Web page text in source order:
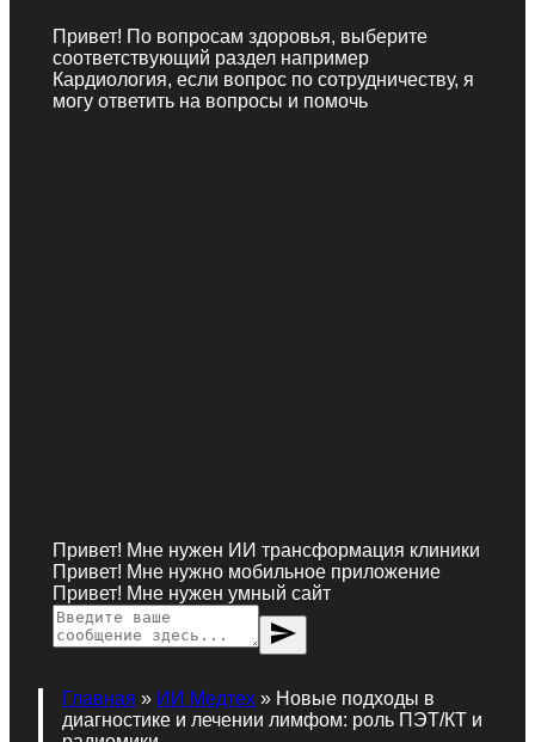
Привет! По вопросам здоровья, выберите
соответствующий раздел например
Кардиология, если вопрос по сотрудничеству, я
могу ответить на вопросы и помочь
Привет! Мне нужен ИИ трансформация клиники
Привет! Мне нужно мобильное приложение
Привет! Мне нужен умный сайт
send
Главная » ИИ Медтех » Новые подходы в
диагностике и лечении лимфом: роль ПЭТ/КТ и